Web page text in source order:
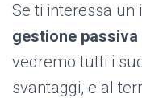
Se ti interessa
gestione passiva
vedremo tutti i
svantaggi, e al